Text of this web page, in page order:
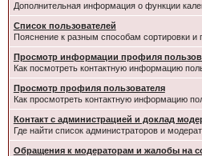
Дополнительная информация о функции
Список пользователей
Пояснение к разным способам сортировки и
Просмотр информации профиля
Как посмотреть контактную информацию
Просмотр профиля пользователя
Как просмотреть контактную информацию
Контакт с администрацией и доклад
Где найти список администраторов и
Обращения к модераторам и жалобы на